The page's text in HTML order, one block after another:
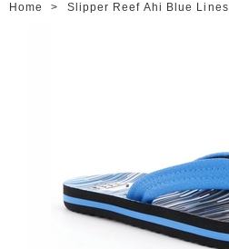
Home > Slipper Reef Ahi Blue Lines